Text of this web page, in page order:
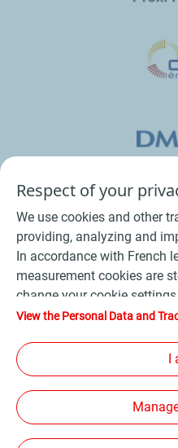
Conditions
Cookies -
Les sites de la
Respect of your
We use cookies and other
providing, analyzing and
In accordance with French
measurement cookies are
change your cookie
"Manage my cookies"
device. If you click on
required for the site to
more information, refer to
Policy" page.
View the Personal Data and
I